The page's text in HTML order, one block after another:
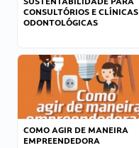
CONSULTÓRIOS E CLÍNICAS
ODONTOLÓGICAS
COMO AGIR DE MANEIRA
EMPREENDEDORA